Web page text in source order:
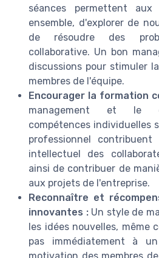
séances permettent
ensemble, d'explorer de
de résoudre des
collaborative. Un bon
discussions pour stimuler
membres de l'équipe.
Encourager la formation
management et le
compétences individuelles
professionnel
intellectuel des
ainsi de contribuer de
aux projets de l'entreprise.
Reconnaître et
innovantes : Un style de
les idées nouvelles, même
pas immédiatement à